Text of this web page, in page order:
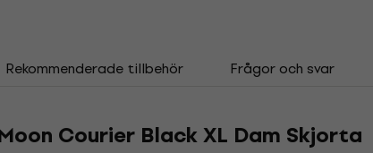
Rekommenderade tillbehör Frågor och svar
Courier Black XL Dam Skjorta